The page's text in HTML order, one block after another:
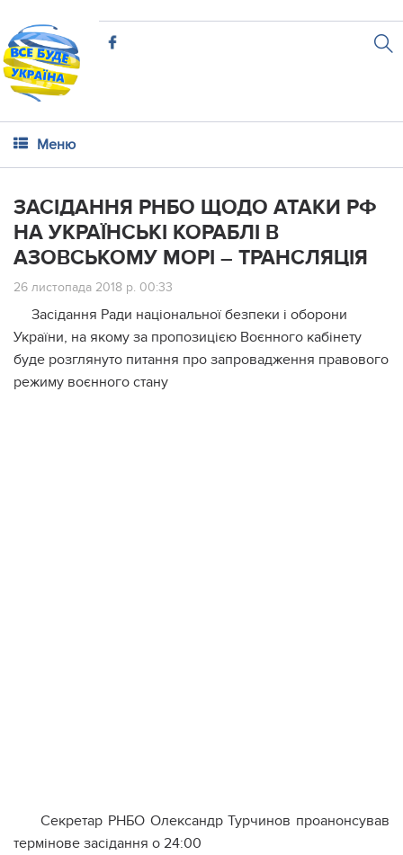
Меню
ЗАСІДАННЯ РНБО ЩОДО АТАКИ РФ
НА УКРАЇНСЬКІ КОРАБЛІ В
АЗОВСЬКОМУ МОРІ – ТРАНСЛЯЦІЯ
26 листопада 2018 р. 00:33
Засідання Ради національної безпеки і оборони
України, на якому за пропозицією Воєнного кабінету
буде розглянуто питання про запровадження правового
режиму воєнного стану
Секретар РНБО Олександр Турчинов проанонсував
термінове засідання о 24:00